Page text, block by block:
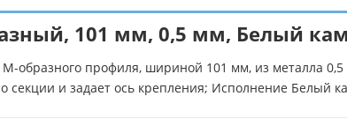
101 мм, 0,5 мм, Белый
М-образного профиля, шириной 101 мм, из металла
секции и задает ось крепления; Исполнение